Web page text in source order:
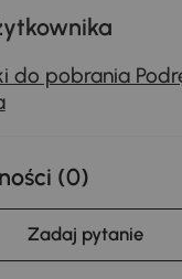
do pobrania
(0)
Zadaj pytanie